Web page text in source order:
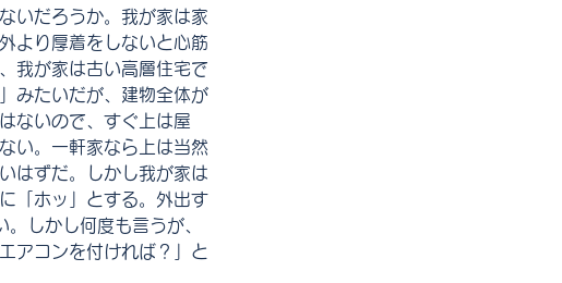
いだろうか。我が家は家
より厚着をしないと心筋
我が家は古い高層住宅で
みたいだが、建物全体が
ないので、すぐ上は屋
い。一軒家なら上は当然
はずだ。しかし我が家は
「ホッ」とする。外出す
しかし何度も言うが、
アコンを付ければ？」と